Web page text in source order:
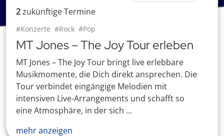
2zukünftigeTermine
#Konzerte #Rock #Pop
MT Jones – The Joy Tour erleben
MT Jones – The Joy Tour bringt live erlebbare
Musikmomente, die Dich direkt ansprechen. Die
Tour verbindet eingängige Melodien mit
intensiven Live-Arrangements und schafft so
eine Atmosphäre, in der sich ...
mehr anzeigen